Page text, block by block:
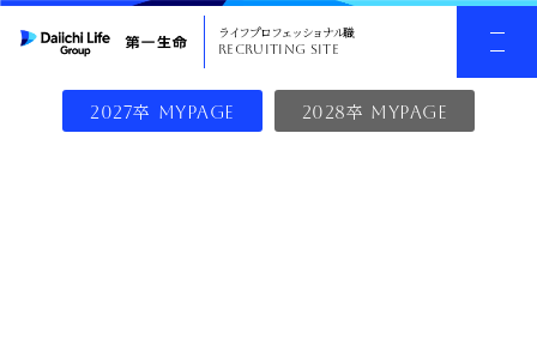
ライフプロフェッショナル職
RECRUITING SITE
2027卒 MYPAGE 2028卒 MYPAGE